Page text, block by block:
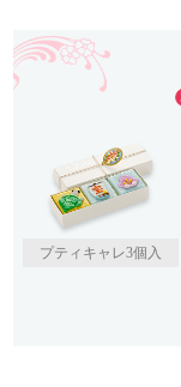
プティキャレ3個入